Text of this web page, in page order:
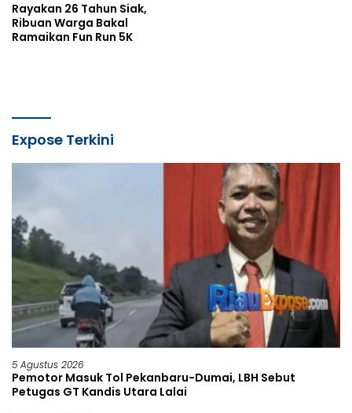
Rayakan 26 Tahun Siak,
Ribuan Warga Bakal
Ramaikan Fun Run 5K
Expose Terkini
5 Agustus 2026
Pemotor Masuk Tol Pekanbaru-Dumai, LBH Sebut
Petugas GT Kandis Utara Lalai